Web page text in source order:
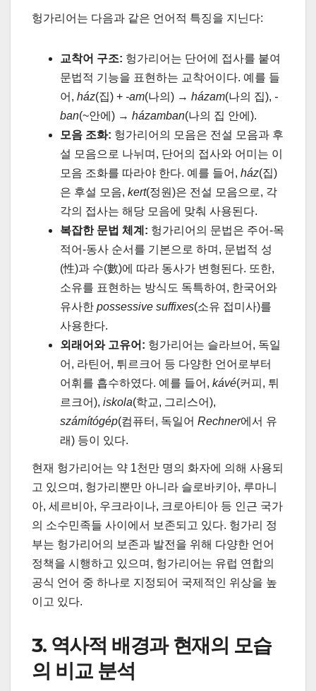
헝가리어는 다음과 같은 언어적 특징을 지닌다:
교착어 구조: 헝가리어는 단어에 접사를 붙여
문법적 기능을 표현하는 교착어이다. 예를 들
어, ház(집) + -am(나의) → házam(나의 집), -
ban(~안에) → házamban(나의 집 안에).
모음 조화: 헝가리어의 모음은 전설 모음과 후
설 모음으로 나뉘며, 단어의 접사와 어미는 이
모음 조화를 따라야 한다. 예를 들어, ház(집)
은 후설 모음, kert(정원)은 전설 모음으로, 각
각의 접사는 해당 모음에 맞춰 사용된다.
복잡한 문법 체계: 헝가리어의 문법은 주어-목
적어-동사 순서를 기본으로 하며, 문법적 성
(性)과 수(數)에 따라 동사가 변형된다. 또한,
소유를 표현하는 방식도 독특하여, 한국어와
유사한 possessive suffixes(소유 접미사)를
사용한다.
외래어와 고유어: 헝가리어는 슬라브어, 독일
어, 라틴어, 튀르크어 등 다양한 언어로부터
어휘를 흡수하였다. 예를 들어, kávé(커피, 튀
르크어), iskola(학교, 그리스어),
számítógép(컴퓨터, 독일어 Rechner에서 유
래) 등이 있다.
현재 헝가리어는 약 1천만 명의 화자에 의해 사용되
고 있으며, 헝가리뿐만 아니라 슬로바키아, 루마니
아, 세르비아, 우크라이나, 크로아티아 등 인근 국가
의 소수민족들 사이에서 보존되고 있다. 헝가리 정
부는 헝가리어의 보존과 발전을 위해 다양한 언어
정책을 시행하고 있으며, 헝가리어는 유럽 연합의
공식 언어 중 하나로 지정되어 국제적인 위상을 높
이고 있다.
3. 역사적 배경과 현재의 모습
의 비교 분석